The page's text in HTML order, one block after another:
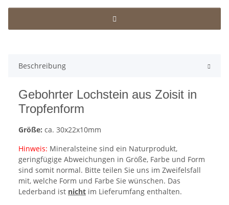
Beschreibung
Gebohrter Lochstein aus Zoisit in
Tropfenform
Größe: ca. 30x22x10mm
Hinweis: Mineralsteine sind ein Naturprodukt,
geringfügige Abweichungen in Größe, Farbe und Form
sind somit normal. Bitte teilen Sie uns im Zweifelsfall
mit, welche Form und Farbe Sie wünschen. Das
Lederband ist nicht im Lieferumfang enthalten.